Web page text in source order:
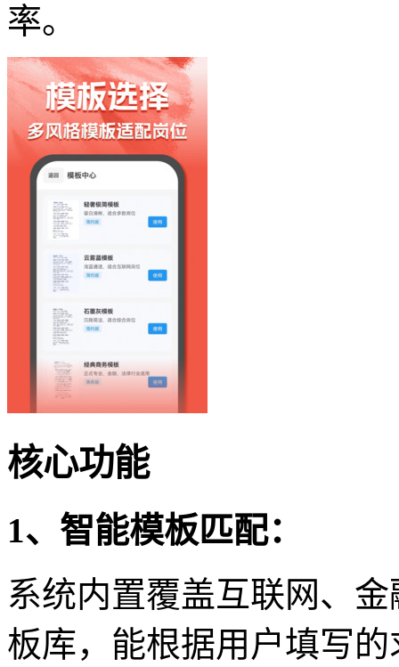
率。
核心功能
1、智能模板匹配：
系统内置覆盖互联网、
板库，能根据用户填写